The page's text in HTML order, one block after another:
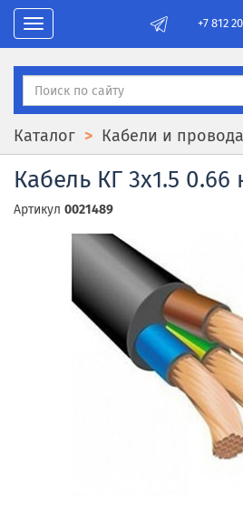
Toggle navigation
+7 812
Каталог Кабели и провода
Кабель КГ 3x1.5
Артикул 0021489